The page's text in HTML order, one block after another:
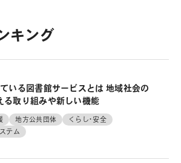
キング
ている図書館サービスとは 地域社会の
る取り組みや新しい機能
地方公共団体
くらし・安全
テム